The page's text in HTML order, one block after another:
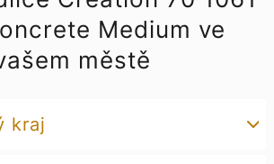
Medium ve
městě
kraj